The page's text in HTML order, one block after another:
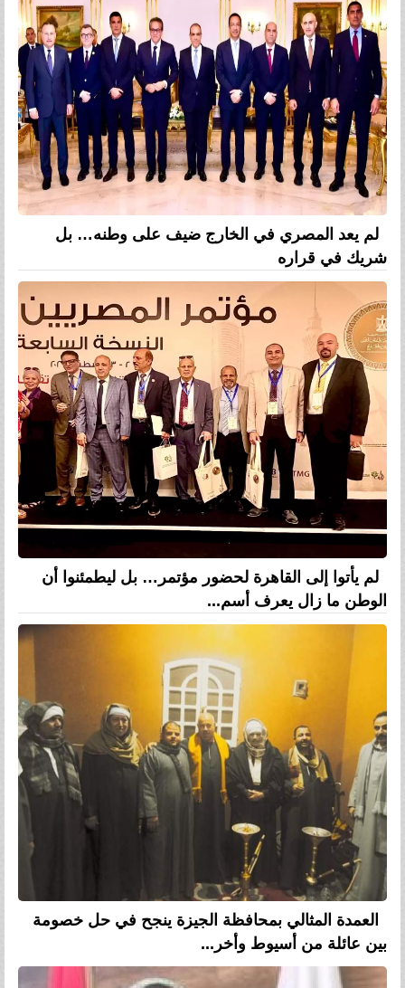
لم يعد المصري في الخارج ضيف على وطنه… بل
شريك في قراره
لم يأتوا إلى القاهرة لحضور مؤتمر… بل ليطمئنوا أن
الوطن ما زال يعرف أسم...
العمدة المثالي بمحافظة الجيزة ينجح في حل خصومة
بين عائلة من أسيوط وأخر...